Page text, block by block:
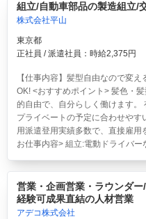
組立/自動車部品の製造組立/
株式会社平山
東京都
正社員 / 派遣社員：時給2,375円
【仕事内容】髪型自由なので変
OK! <おすすめポイント> 髪色・
的自由で、自分らしく働けます。
プライベートの予定に合わせや
用派遣登用実績多数で、直接雇
お仕事内容> 組立:電動ドライバー
営業・企画営業・ラウンダ
経験可成果直結の人材営業
アデコ株式会社